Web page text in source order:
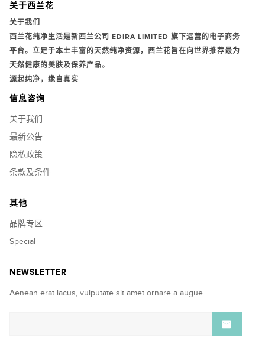
关于西兰花
关于我们
西兰花纯净生活是新西兰公司 EDIRA LIMITED 旗下运营的电子商务
平台。立足于本土丰富的天然纯净资源，西兰花旨在向世界推荐最为
天然健康的美肤及保养产品。
源起纯净，缘自真实
信息咨询
关于我们
最新公告
隐私政策
条款及条件
其他
品牌专区
Special
NEWSLETTER
Aenean erat lacus, vulputate sit amet ornare a augue.